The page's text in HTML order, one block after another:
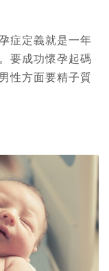
症定義就是一年
要成功懷孕起碼
性方面要精子質